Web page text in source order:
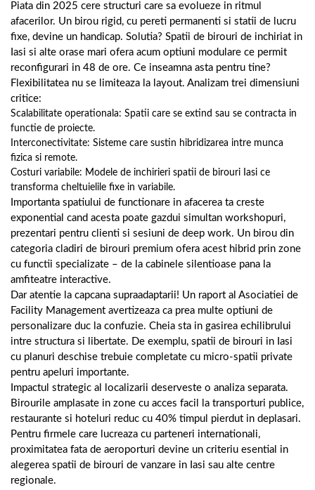
Piata din 2025 cere structuri care sa evolueze in ritmul
afacerilor. Un birou rigid, cu pereti permanenti si statii de lucru
fixe, devine un handicap. Solutia? Spatii de birouri de inchiriat in
Iasi si alte orase mari ofera acum optiuni modulare ce permit
reconfigurari in 48 de ore. Ce inseamna asta pentru tine?
Flexibilitatea nu se limiteaza la layout. Analizam trei dimensiuni
critice:
Scalabilitate operationala: Spatii care se extind sau se contracta in
functie de proiecte.
Interconectivitate: Sisteme care sustin hibridizarea intre munca
fizica si remote.
Costuri variabile: Modele de inchirieri spatii de birouri Iasi ce
transforma cheltuielile fixe in variabile.
Importanta spatiului de functionare in afacerea ta creste
exponential cand acesta poate gazdui simultan workshopuri,
prezentari pentru clienti si sesiuni de deep work. Un birou din
categoria cladiri de birouri premium ofera acest hibrid prin zone
cu functii specializate – de la cabinele silentioase pana la
amfiteatre interactive.
Dar atentie la capcana supraadaptarii! Un raport al Asociatiei de
Facility Management avertizeaza ca prea multe optiuni de
personalizare duc la confuzie. Cheia sta in gasirea echilibrului
intre structura si libertate. De exemplu, spatii de birouri in Iasi
cu planuri deschise trebuie completate cu micro-spatii private
pentru apeluri importante.
Impactul strategic al localizarii deserveste o analiza separata.
Birourile amplasate in zone cu acces facil la transporturi publice,
restaurante si hoteluri reduc cu 40% timpul pierdut in deplasari.
Pentru firmele care lucreaza cu parteneri internationali,
proximitatea fata de aeroporturi devine un criteriu esential in
alegerea spatii de birouri de vanzare in Iasi sau alte centre
regionale.